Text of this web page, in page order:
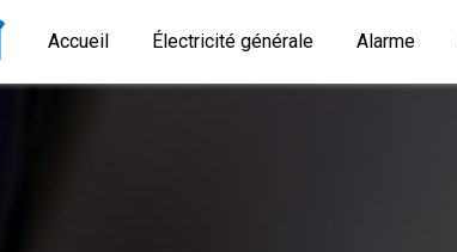
Accueil Électricité générale Alarme